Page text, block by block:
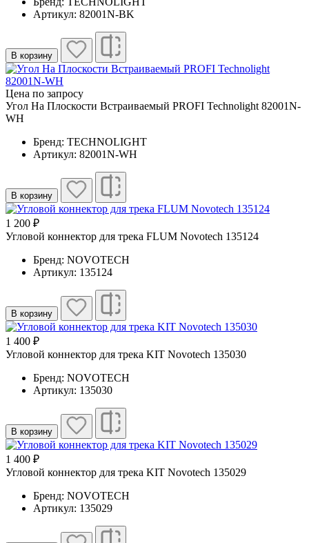
Артикул: 82001N-BK
В корзину
Цена по запросу
Угол На Плоскости Встраиваемый PROFI Technolight 82001N-
WH
Бренд: TECHNOLIGHT
Артикул: 82001N-WH
В корзину
1 200 ₽
Угловой коннектор для трека FLUM Novotech 135124
Бренд: NOVOTECH
Артикул: 135124
В корзину
1 400 ₽
Угловой коннектор для трека KIT Novotech 135030
Бренд: NOVOTECH
Артикул: 135030
В корзину
1 400 ₽
Угловой коннектор для трека KIT Novotech 135029
Бренд: NOVOTECH
Артикул: 135029